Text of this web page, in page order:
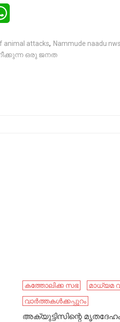
animal attacks, Nammude naadu nws
ഒരു ജനത
കത്തോലിക്ക സഭ
മാധ്യമ
വാർത്തകൾക്കപ്പുറം
അക്യുട്ടിസിന്റെ